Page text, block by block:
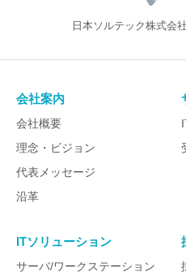
日本ソルテック株式会
会社案内
会社概要
理念・ビジョン
代表メッセージ
沿革
ITソリューション
サーバ/ワークステーション